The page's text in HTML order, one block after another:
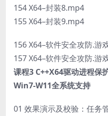
154 X64–封装8.mp4
155 X64–封装9.mp4
156 X64–软件安全攻防.游
157 X64–软件安全攻防.游
课程3 C++X64驱动进程保
Win7-W11全系统支持
01 效果演示及校验：任务